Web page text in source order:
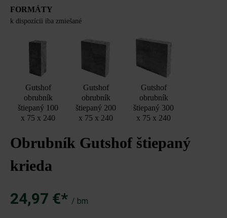
FORMÁTY
k dispozícii iba zmiešané
Gutshof
obrubník
štiepaný 100
x 75 x 240
Gutshof
obrubník
štiepaný 200
x 75 x 240
Gutshof
obrubník
štiepaný 300
x 75 x 240
Obrubník Gutshof štiepaný
krieda
24,97 €* / bm